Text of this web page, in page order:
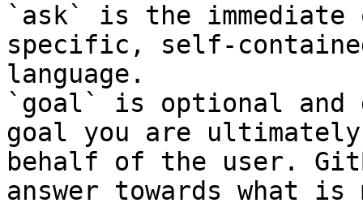
`ask` is the
specific, self-
language.
`goal` is optional and
goal you are
behalf of the user.
answer towards what